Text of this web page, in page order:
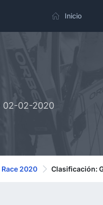
Inicio
02-02-2020
2020 Clasificación: